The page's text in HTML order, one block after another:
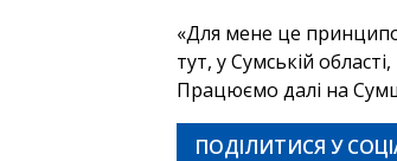
«Для мене це
тут, у Сумській
Працюємо далі на
ПОДІЛИТИСЯ У